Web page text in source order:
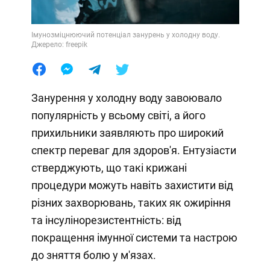
Лайфхаки
Імунозміцнюючий потенціал занурень у холодну воду.
Джерело: freepik
Занурення у холодну воду завоювало
популярність у всьому світі, а його
прихильники заявляють про широкий
спектр переваг для здоров'я. Ентузіасти
стверджують, що такі крижані
процедури можуть навіть захистити від
різних захворювань, таких як ожиріння
та інсулінорезистентність: від
покращення імунної системи та настрою
до зняття болю у м'язах.